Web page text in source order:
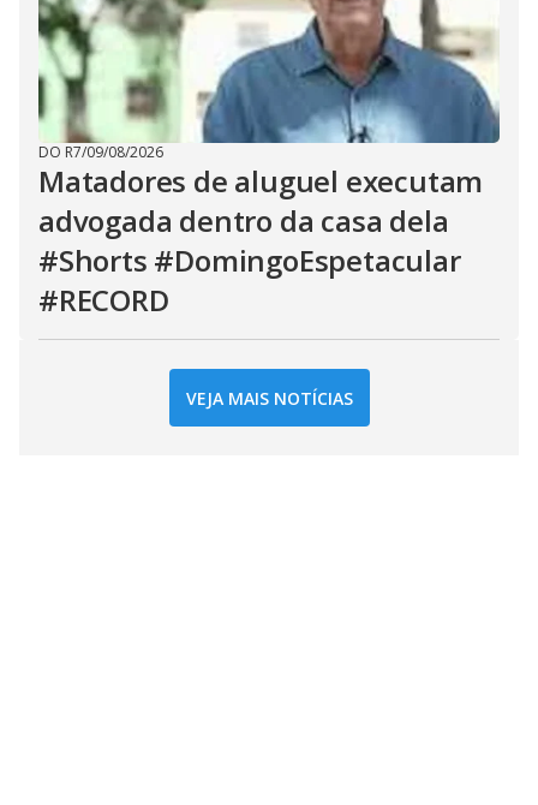
DO R7/09/08/2026
Matadores de aluguel executam
advogada dentro da casa dela
#Shorts #DomingoEspetacular
#RECORD
VEJA MAIS NOTÍCIAS